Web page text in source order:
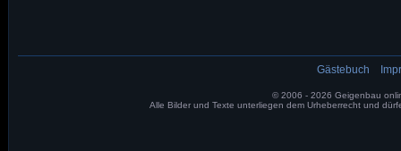
Skip
Gästebuch
© 2006 - 2026 Geigenbau
Alle Bilder und Texte unterliegen dem Urheberrecht und